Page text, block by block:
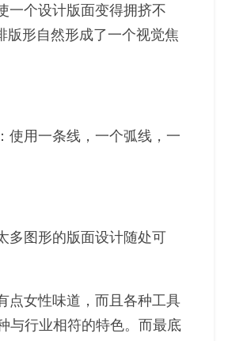
一个设计版面变得拥挤不
版形自然形成了一个视觉焦
使用一条线，一个弧线，一
多图形的版面设计随处可
点女性味道，而且各种工具
与行业相符的特色。而最底